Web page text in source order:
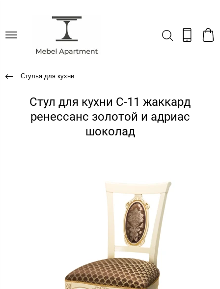
Стулья для кухни
Стул для кухни С-11 жаккард
ренессанс золотой и адриас
шоколад